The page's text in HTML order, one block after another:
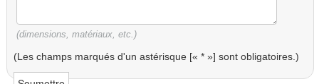
(dimensions, matériaux, etc.)
(Les champs marqués d'un astérisque [« * »] sont obligatoires.)